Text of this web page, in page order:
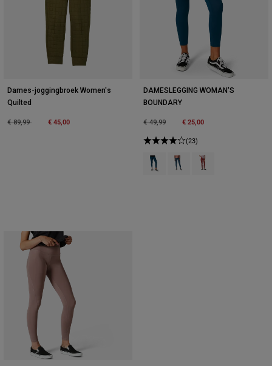
Dames-joggingbroek Women's
Quilted
Price reduced from
€ 89,99to € 45,00
DAMESLEGGING WOMAN'S
BOUNDARY
Price reduced from
€ 49,99to € 25,00
(23)
Product swatch type of Donker
Product swatch type of
Product swatch